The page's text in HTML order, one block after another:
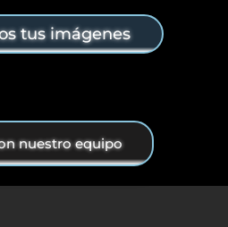
tus imágenes
nuestro equipo